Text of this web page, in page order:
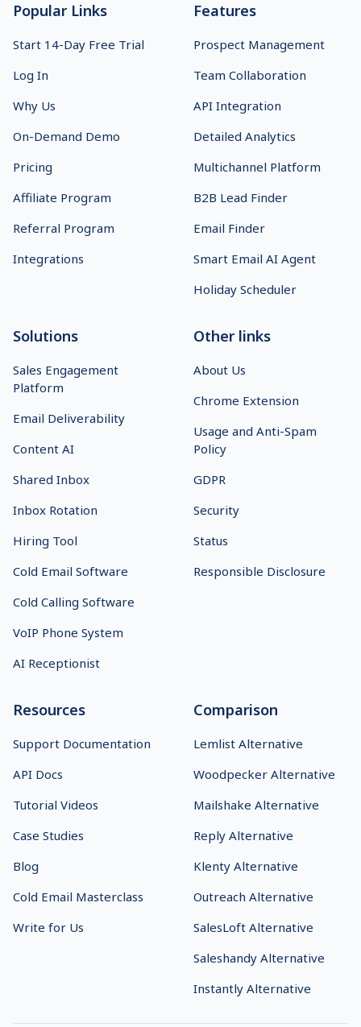
Popular Links
Start 14-Day Free Trial
Log In
Why Us
On-Demand Demo
Pricing
Affiliate Program
Referral Program
Integrations
Features
Prospect Management
Team Collaboration
API Integration
Detailed Analytics
Multichannel Platform
B2B Lead Finder
Email Finder
Smart Email AI Agent
Holiday Scheduler
Solutions
Sales Engagement
Platform
Email Deliverability
Content AI
Shared Inbox
Inbox Rotation
Hiring Tool
Cold Email Software
Cold Calling Software
VoIP Phone System
AI Receptionist
Other links
About Us
Chrome Extension
Usage and Anti-Spam
Policy
GDPR
Security
Status
Responsible Disclosure
Resources
Support Documentation
API Docs
Tutorial Videos
Case Studies
Blog
Cold Email Masterclass
Write for Us
Comparison
Lemlist Alternative
Woodpecker Alternative
Mailshake Alternative
Reply Alternative
Klenty Alternative
Outreach Alternative
SalesLoft Alternative
Saleshandy Alternative
Instantly Alternative